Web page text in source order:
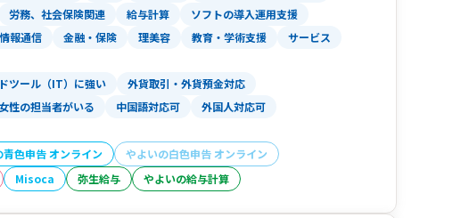
労務、社会保険関連 給与計算
ソフトの導入運用支援
報通信 金融・保険 理美容 教育・学術支援
サービス
ツール（IT）に強い
外貨取引・外貨預金対応
女性の担当者がいる 中国語対応可
外国人対応可
青色申告 オンライン
やよいの白色申告 オンライン
Misoca 弥生給与 やよいの給与計算